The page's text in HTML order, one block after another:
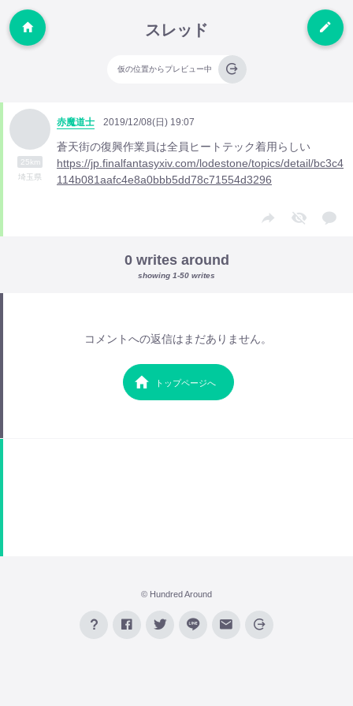
スレッド
仮の位置からプレビュー中
25km
埼玉県
赤魔道士 2019/12/08(日) 19:07
蒼天街の復興作業員は全員ヒートテック着用らしい
https://jp.finalfantasyxiv.com/lodestone/topics/detail/bc3c4
114b081aafc4e8a0bbb5dd78c71554d3296
0 writes around
showing 1-50 writes
コメントへの返信はまだありません。
トップページへ
© Hundred Around